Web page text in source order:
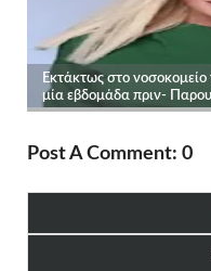
Post A Comment: 0